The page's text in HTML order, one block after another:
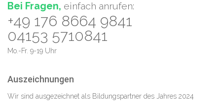
Bei Fragen, einfach anrufen:
+49 176 8664 9841
04153 5710841
Mo.-Fr. 9-19 Uhr
Auszeichnungen
Wir sind ausgezeichnet als Bildungspartner des Jahres 2024